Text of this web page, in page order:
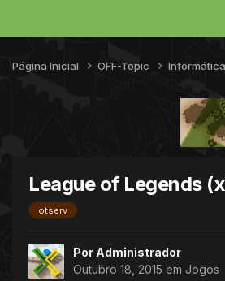
Página Inicial OFF-Topic Informática
League of Legends
otserv
Por Administrador
Outubro 18, 2015 em Jogos